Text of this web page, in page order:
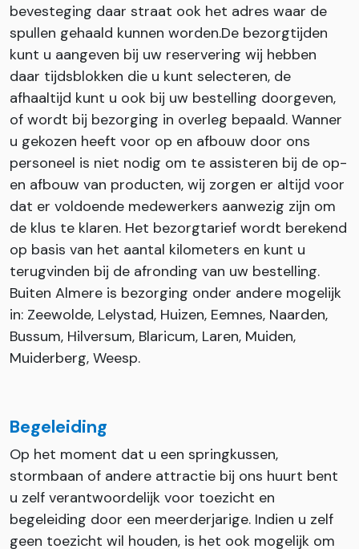
bevesteging daar straat ook het adres waar de
spullen gehaald kunnen worden.De bezorgtijden
kunt u aangeven bij uw reservering wij hebben
daar tijdsblokken die u kunt selecteren, de
afhaaltijd kunt u ook bij uw bestelling doorgeven,
of wordt bij bezorging in overleg bepaald. Wanner
u gekozen heeft voor op en afbouw door ons
personeel is niet nodig om te assisteren bij de op-
en afbouw van producten, wij zorgen er altijd voor
dat er voldoende medewerkers aanwezig zijn om
de klus te klaren. Het bezorgtarief wordt berekend
op basis van het aantal kilometers en kunt u
terugvinden bij de afronding van uw bestelling.
Buiten Almere is bezorging onder andere mogelijk
in: Zeewolde, Lelystad, Huizen, Eemnes, Naarden,
Bussum, Hilversum, Blaricum, Laren, Muiden,
Muiderberg, Weesp.
Begeleiding
Op het moment dat u een springkussen,
stormbaan of andere attractie bij ons huurt bent
u zelf verantwoordelijk voor toezicht en
begeleiding door een meerderjarige. Indien u zelf
geen toezicht wil houden, is het ook mogelijk om